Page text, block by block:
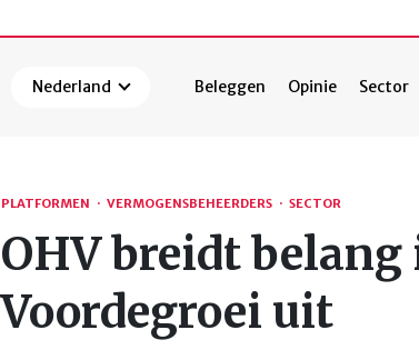
Nederland Beleggen Opinie Sector
PLATFORMEN · VERMOGENSBEHEERDERS · SECTOR
OHV breidt
Voordegroei uit